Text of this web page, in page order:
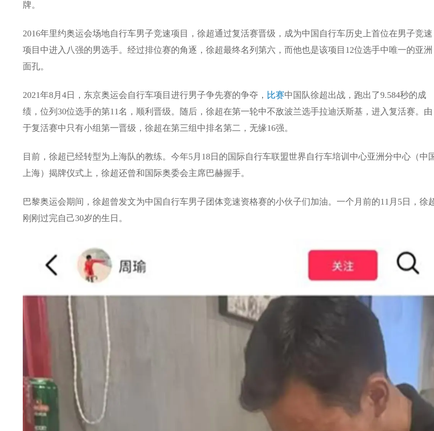
牌。
2016年里约奥运会场地自行车男子竞速项目，徐超通过复活赛晋级，成为中国自行车历史上首位在男子竞速
项目中进入八强的男选手。经过排位赛的角逐，徐超最终名列第六，而他也是该项目12位选手中唯一的亚洲
面孔。
2021年8月4日，东京奥运会自行车项目进行男子争先赛的争夺， 比赛中国队徐超出战，跑出了9.584秒的成
绩，位列30位选手的第11名，顺利晋级。随后，徐超在第一轮中不敌波兰选手拉迪沃斯基，进入复活赛。由
于复活赛中只有小组第一晋级，徐超在第三组中排名第二，无缘16强。
目前，徐超已经转型为上海队的教练。今年5月18日的国际自行车联盟世界自行车培训中心亚洲分中心（中
上海）揭牌仪式上，徐超还曾和国际奥委会主席巴赫握手。
巴黎奥运会期间，徐超曾发文为中国自行车男子团体竞速资格赛的小伙子们加油。一个月前的11月5日，徐
刚刚过完自己30岁的生日。